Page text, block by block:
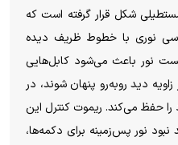
شکل قرار گرفته است که
نوری با خطوط ظریف دیده
نور باعث می‌شود کابل‌هایی
دید رو‌به‌رو پنهان شوند، در
حفظ می‌کند. ریموت کنترل این
نور پس‌زمینه برای دکمه‌ها،